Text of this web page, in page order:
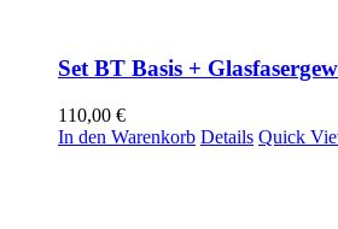
Set BT Basis +
110,00 €
In den Warenkorb Details Quick